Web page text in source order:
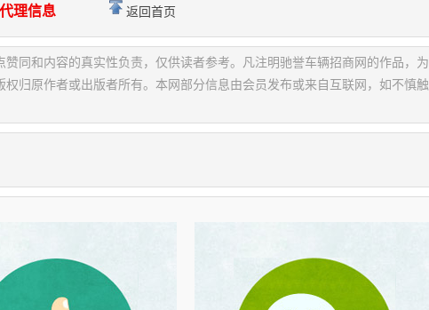
理信息 返回首页
赞同和内容的真实性负责，仅供读者参考。凡注明驰誉车辆招商网的作品，为
归原作者或出版者所有。本网部分信息由会员发布或来自互联网，如不慎触